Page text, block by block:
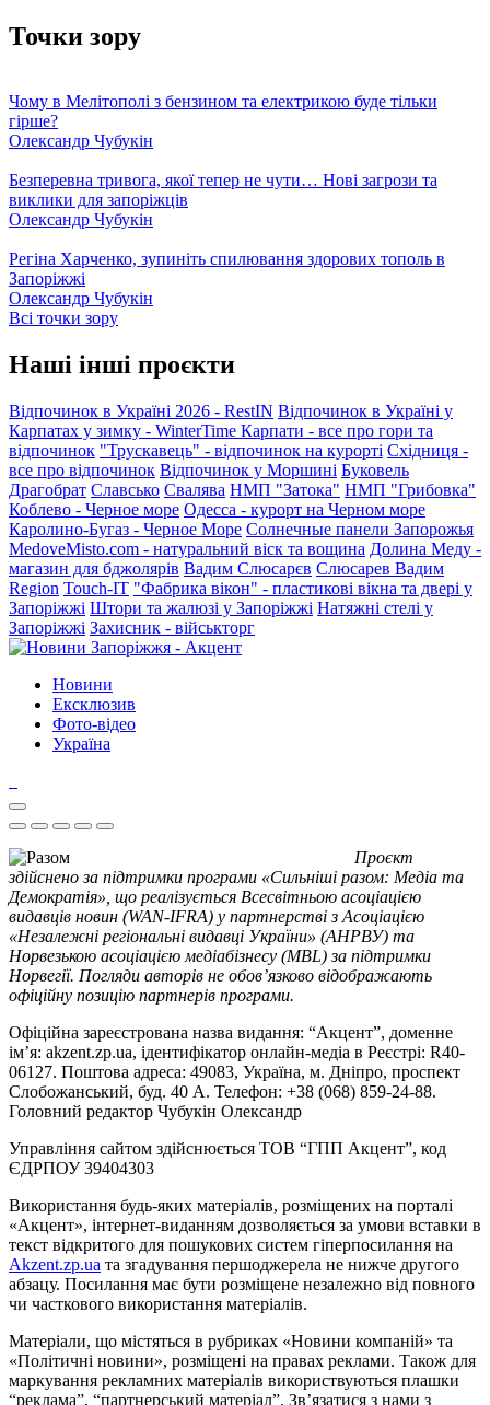
Точки зору
Чому в Мелітополі з бензином та електрикою буде тільки
гірше?
Олександр Чубукін
Безперевна тривога, якої тепер не чути… Нові загрози та
виклики для запоріжців
Олександр Чубукін
Регіна Харченко, зупиніть спилювання здорових тополь в
Запоріжжі
Олександр Чубукін
Всі точки зору
Наші інші проєкти
Відпочинок в Україні 2026 - RestIN Відпочинок в Україні у
Карпатах у зимку - WinterTime Карпати - все про гори та
відпочинок "Трускавець" - відпочинок на курорті Східниця -
все про відпочинок Відпочинок у Моршині Буковель
Драгобрат Славсько Свалява НМП "Затока" НМП "Грибовка"
Коблево - Черное море Одесса - курорт на Черном море
Каролино-Бугаз - Черное Море Солнечные панели Запорожья
MedoveMisto.com - натуральний віск та вощина Долина Меду -
магазин для бджолярів Вадим Слюсарєв Слюсарев Вадим
Region Touch-IT "Фабрика вікон" - пластикові вікна та двері у
Запоріжжі Штори та жалюзі у Запоріжжі Натяжні стелі у
Запоріжжі Захисник - військторг
Новини
Ексклюзив
Фото-відео
Україна
Проєкт
здійснено за підтримки програми «Сильніші разом: Медіа та
Демократія», що реалізується Всесвітньою асоціацією
видавців новин (WAN-IFRA) у партнерстві з Асоціацією
«Незалежні регіональні видавці України» (АНРВУ) та
Норвезькою асоціацією медіабізнесу (MBL) за підтримки
Норвегії. Погляди авторів не обов’язково відображають
офіційну позицію партнерів програми.
Офіційна зареєстрована назва видання: “Акцент”, доменне
ім’я: akzent.zp.ua, ідентифікатор онлайн-медіа в Реєстрі: R40-
06127. Поштова адреса: 49083, Україна, м. Дніпро, проспект
Слобожанський, буд. 40 А. Телефон: +38 (068) 859-24-88.
Головний редактор Чубукін Олександр
Управління сайтом здійснюється ТОВ “ГПП Акцент”, код
ЄДРПОУ 39404303
Використання будь-яких матеріалів, розміщених на порталі
«Акцент», інтернет-виданням дозволяється за умови вставки в
текст відкритого для пошукових систем гіперпосилання на
Akzent.zp.ua та згадування першоджерела не нижче другого
абзацу. Посилання має бути розміщене незалежно від повного
чи часткового використання матеріалів.
Матеріали, що містяться в рубриках «Новини компаній» та
«Політичні новини», розміщені на правах реклами. Також для
маркування рекламних матеріалів використвуються плашки
“реклама”, “партнерський матеріал”. Зв’язатися з нами з